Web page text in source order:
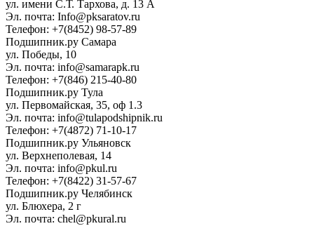
ул. имени С.Т. Тархова, д. 13 А
Эл. почта: Info@pksaratov.ru
Телефон: +7(8452) 98-57-89
Подшипник.ру Самара
ул. Победы, 10
Эл. почта: info@samarapk.ru
Телефон: +7(846) 215-40-80
Подшипник.ру Тула
ул. Первомайская, 35, оф 1.3
Эл. почта: info@tulapodshipnik.ru
Телефон: +7(4872) 71-10-17
Подшипник.ру Ульяновск
ул. Верхнеполевая, 14
Эл. почта: info@pkul.ru
Телефон: +7(8422) 31-57-67
Подшипник.ру Челябинск
ул. Блюхера, 2 г
Эл. почта: chel@pkural.ru